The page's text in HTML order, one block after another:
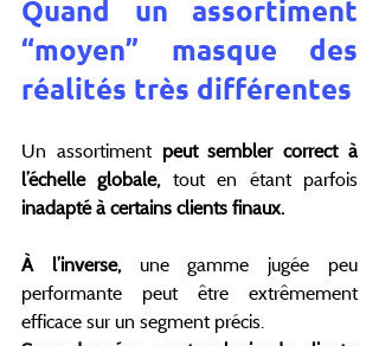
Quand un assortiment
“moyen” masque des
réalités très différentes
Un assortiment peut sembler correct à
l’échelle globale,
inadapté à certains clients finaux.
À l’inverse, une gamme jugée peu
performante peut être extrêmement
efficace sur un segment précis.